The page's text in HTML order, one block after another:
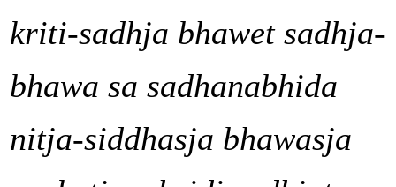
kriti-sadhja bhawet sadhja-
bhawa sa sadhanabhida
nitja-siddhasja bhawasja